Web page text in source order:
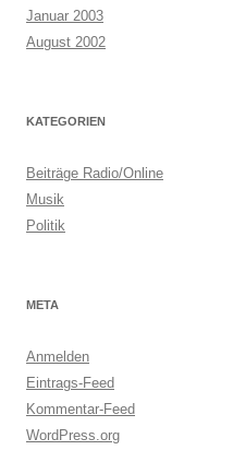
Januar 2003
August 2002
KATEGORIEN
Beiträge Radio/Online
Musik
Politik
META
Anmelden
Eintrags-Feed
Kommentar-Feed
WordPress.org